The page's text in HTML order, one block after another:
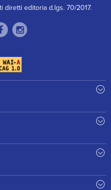
diretti editoria d.lgs. 70/2017.